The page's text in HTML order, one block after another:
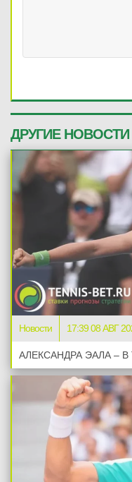
ДРУГИЕ НОВОСТИ
Новости 17:39 08 АВГ
АЛЕКСАНДРА ЭАЛА – В